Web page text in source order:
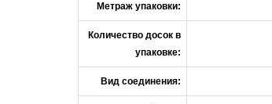
Метраж упаковки:
Количество досок в
упаковке:
Вид соединения: